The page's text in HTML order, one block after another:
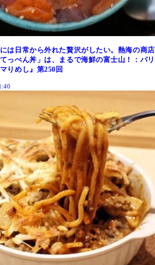
には日常から外れた贅沢がしたい。熱海の商店
っぺん丼」は、まるで海鮮の富士山！：パリ
りめし』第250回